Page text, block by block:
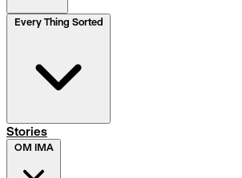
Stories
OM IMA